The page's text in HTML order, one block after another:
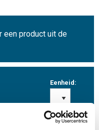
product uit de
Eenheid: